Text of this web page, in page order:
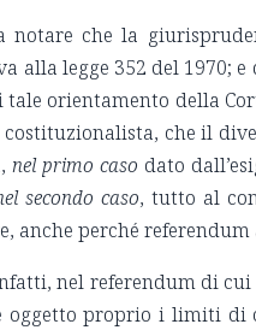
notare che la
alla legge 352 del 1970;
orientamento della
che il
nel primo caso dato
secondo caso, tutto al
anche perché
nel referendum di cui
oggetto proprio i limiti di